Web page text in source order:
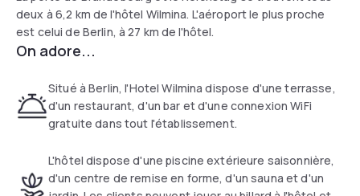
deux à 6,2 km de l'hôtel Wilmina. L'aéroport le plus proche
est celui de Berlin, à 27 km de l'hôtel.
On adore...
Situé à Berlin, l'Hotel Wilmina dispose d'une terrasse,
d'un restaurant, d'un bar et d'une connexion WiFi
gratuite dans tout l'établissement.
L'hôtel dispose d'une piscine extérieure saisonnière,
d'un centre de remise en forme, d'un sauna et d'un